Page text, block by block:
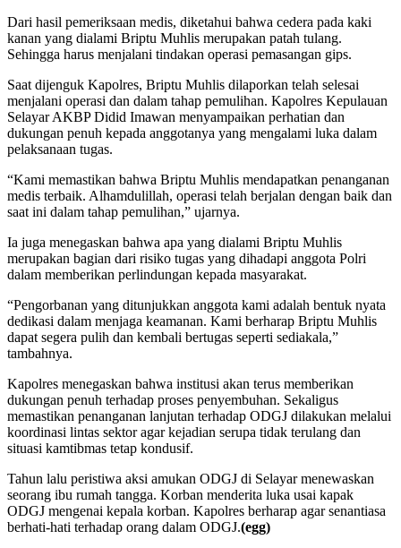
Dari hasil pemeriksaan medis, diketahui bahwa cedera pada kaki
kanan yang dialami Briptu Muhlis merupakan patah tulang.
Sehingga harus menjalani tindakan operasi pemasangan gips.
Saat dijenguk Kapolres, Briptu Muhlis dilaporkan telah selesai
menjalani operasi dan dalam tahap pemulihan. Kapolres Kepulauan
Selayar AKBP Didid Imawan menyampaikan perhatian dan
dukungan penuh kepada anggotanya yang mengalami luka dalam
pelaksanaan tugas.
“Kami memastikan bahwa Briptu Muhlis mendapatkan penanganan
medis terbaik. Alhamdulillah, operasi telah berjalan dengan baik dan
saat ini dalam tahap pemulihan,” ujarnya.
Ia juga menegaskan bahwa apa yang dialami Briptu Muhlis
merupakan bagian dari risiko tugas yang dihadapi anggota Polri
dalam memberikan perlindungan kepada masyarakat.
“Pengorbanan yang ditunjukkan anggota kami adalah bentuk nyata
dedikasi dalam menjaga keamanan. Kami berharap Briptu Muhlis
dapat segera pulih dan kembali bertugas seperti sediakala,”
tambahnya.
Kapolres menegaskan bahwa institusi akan terus memberikan
dukungan penuh terhadap proses penyembuhan. Sekaligus
memastikan penanganan lanjutan terhadap ODGJ dilakukan melalui
koordinasi lintas sektor agar kejadian serupa tidak terulang dan
situasi kamtibmas tetap kondusif.
Tahun lalu peristiwa aksi amukan ODGJ di Selayar menewaskan
seorang ibu rumah tangga. Korban menderita luka usai kapak
ODGJ mengenai kepala korban. Kapolres berharap agar senantiasa
berhati-hati terhadap orang dalam ODGJ.(egg)